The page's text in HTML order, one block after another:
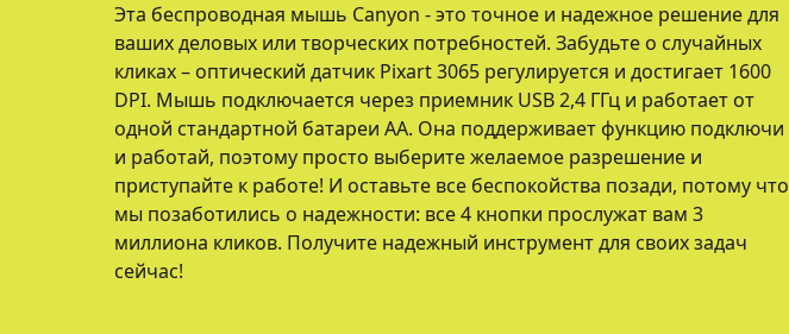
Эта беспроводная мышь Canyon - это точное и надежное решение для
ваших деловых или творческих потребностей. Забудьте о случайных
кликах – оптический датчик Pixart 3065 регулируется и достигает 1600
DPI. Мышь подключается через приемник USB 2,4 ГГц и работает от
одной стандартной батареи AA. Она поддерживает функцию подключи
и работай, поэтому просто выберите желаемое разрешение и
приступайте к работе! И оставьте все беспокойства позади, потому что
мы позаботились о надежности: все 4 кнопки прослужат вам 3
миллиона кликов. Получите надежный инструмент для своих задач
сейчас!